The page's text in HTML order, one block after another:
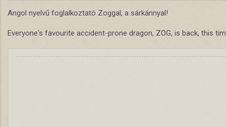
Angol nyelvű foglalkoztató Zoggal, a sárkánnyal!
Everyone's favourite accident-prone dragon, ZOG, is back, this